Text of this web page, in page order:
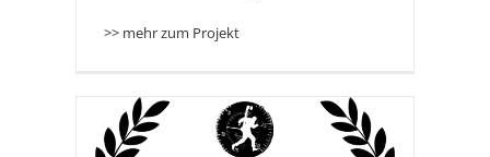
>> mehr zum Projekt